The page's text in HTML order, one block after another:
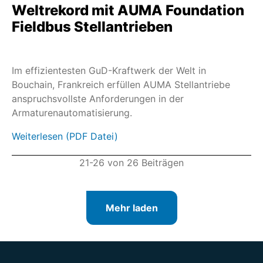
SEVEN HiMod - 2SA78
ECOTRON
HiMod
TIGRON TR-M SIL
SBE 20 - SBE 250
Modbus TCP
Weltrekord mit AUMA Foundation
Fieldbus Stellantrieben
Im effizientesten GuD-Kraftwerk der Welt in
Bouchain, Frankreich erfüllen AUMA Stellantriebe
anspruchsvollste Anforderungen in der
Armaturenautomatisierung.
Weiterlesen (PDF Datei)
21-26 von 26 Beiträgen
Mehr laden